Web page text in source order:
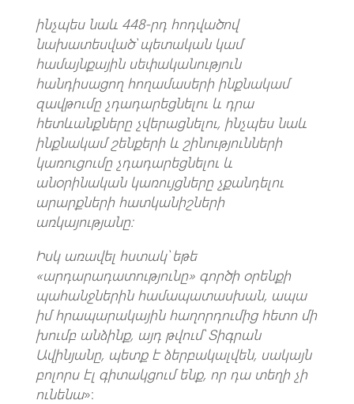
ինչպես նաև 448-րդ հոդվածով
նախատեսված՝ պետական կամ
համայնքային սեփականություն
հանդիսացող հողամասերի ինքնակամ
զավթումը չդադարեցնելու և դրա
հետևանքները չվերացնելու, ինչպես նաև
ինքնակամ շենքերի և շինությունների
կառուցումը չդադարեցնելու և
անօրինական կառույցները չքանդելու
արարքների հատկանիշների
առկայությանը։
Իսկ առավել հստակ՝ եթե
«արդարադատությունը» գործի օրենքի
պահանջներին համապատասխան, ապա
իմ հրապարակային հաղորդումից հետո մի
խումբ անձինք, այդ թվում՝ Տիգրան
Ավինյանը, պետք է ձերբակալվեն, սակայն
բոլորս էլ գիտակցում ենք, որ դա տեղի չի
ունենա»։